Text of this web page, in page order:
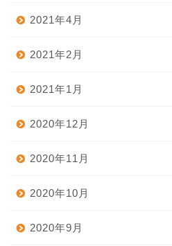
2021年4月
2021年2月
2021年1月
2020年12月
2020年11月
2020年10月
2020年9月